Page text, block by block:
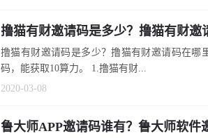
撸猫有财邀请码是多少？撸猫有财邀
撸猫有财邀请码是多少？撸猫有财邀请码在哪
码，能获取10算力。 1.撸猫有财...
2020-03-08
鲁大师APP邀请码谁有？鲁大师软件